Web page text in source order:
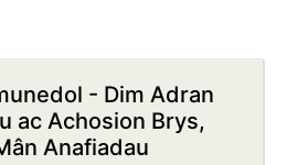
- Dim Adran
ac Achosion Brys,
Anafiadau